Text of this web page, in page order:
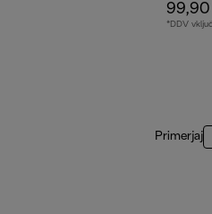
*DDV
Primerjaj